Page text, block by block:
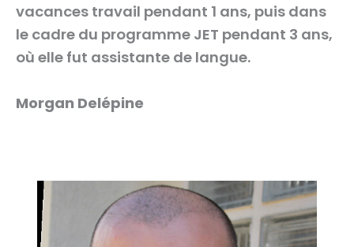
vacances travail pendant 1 ans, puis dans
le cadre du programme JET pendant 3 ans,
où elle fut assistante de langue.
Morgan Delépine